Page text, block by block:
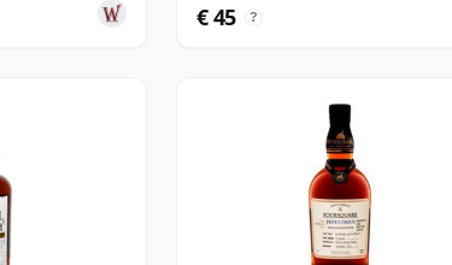
€ 45 ?